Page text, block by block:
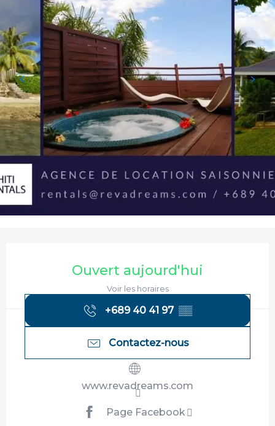
Ouvert aujourd'hui
Voir les horaires
+689 40 41 97 ▒▒
Contactez-nous
www.revadreams.com
Page Facebook